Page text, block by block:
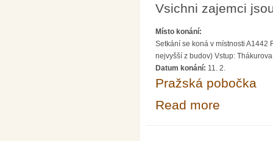
Vsichni zajemci
Místo konání:
Setkání se koná v místnosti A1442
nejvyšší z budov) Vstup:
Datum konání: 11. 2.
Pražská pobočka
Read more